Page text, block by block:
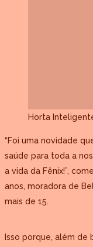
Horta
“Foi uma novidade
saúde para toda a
a vida da Fênix!”,
anos, moradora de
mais de 15.
Isso porque, além de